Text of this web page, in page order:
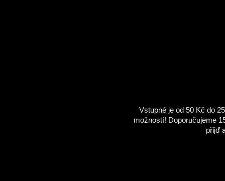
Vstupné je od 50 Kč do
možností! Doporučujeme
přijď